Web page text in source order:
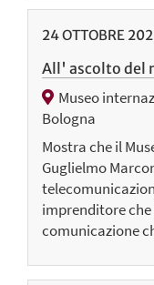
24OTTOBRE
All' ascolto del
Museo
Bologna
Mostra che il
Guglielmo
imprenditore
comunicazione